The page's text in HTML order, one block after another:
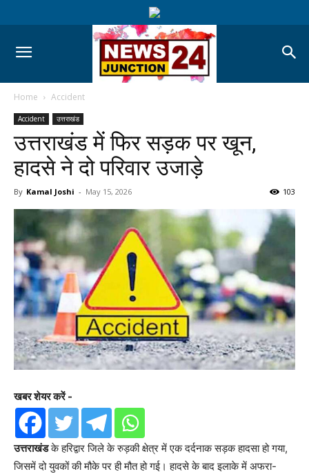
Home Accident
Accident उत्तराखंड
उत्तराखंड में फिर सड़क पर खून,
हादसे ने दो परिवार उजाड़े
By Kamal Joshi - May 15, 2026 103
खबर शेयर करें -
उत्तराखंडके हरिद्वार जिले के रुड़की क्षेत्र में एक दर्दनाक सड़क हादसा हो गया,
जिसमें दो युवकों की मौके पर ही मौत हो गई। हादसे के बाद इलाके में अफरा-